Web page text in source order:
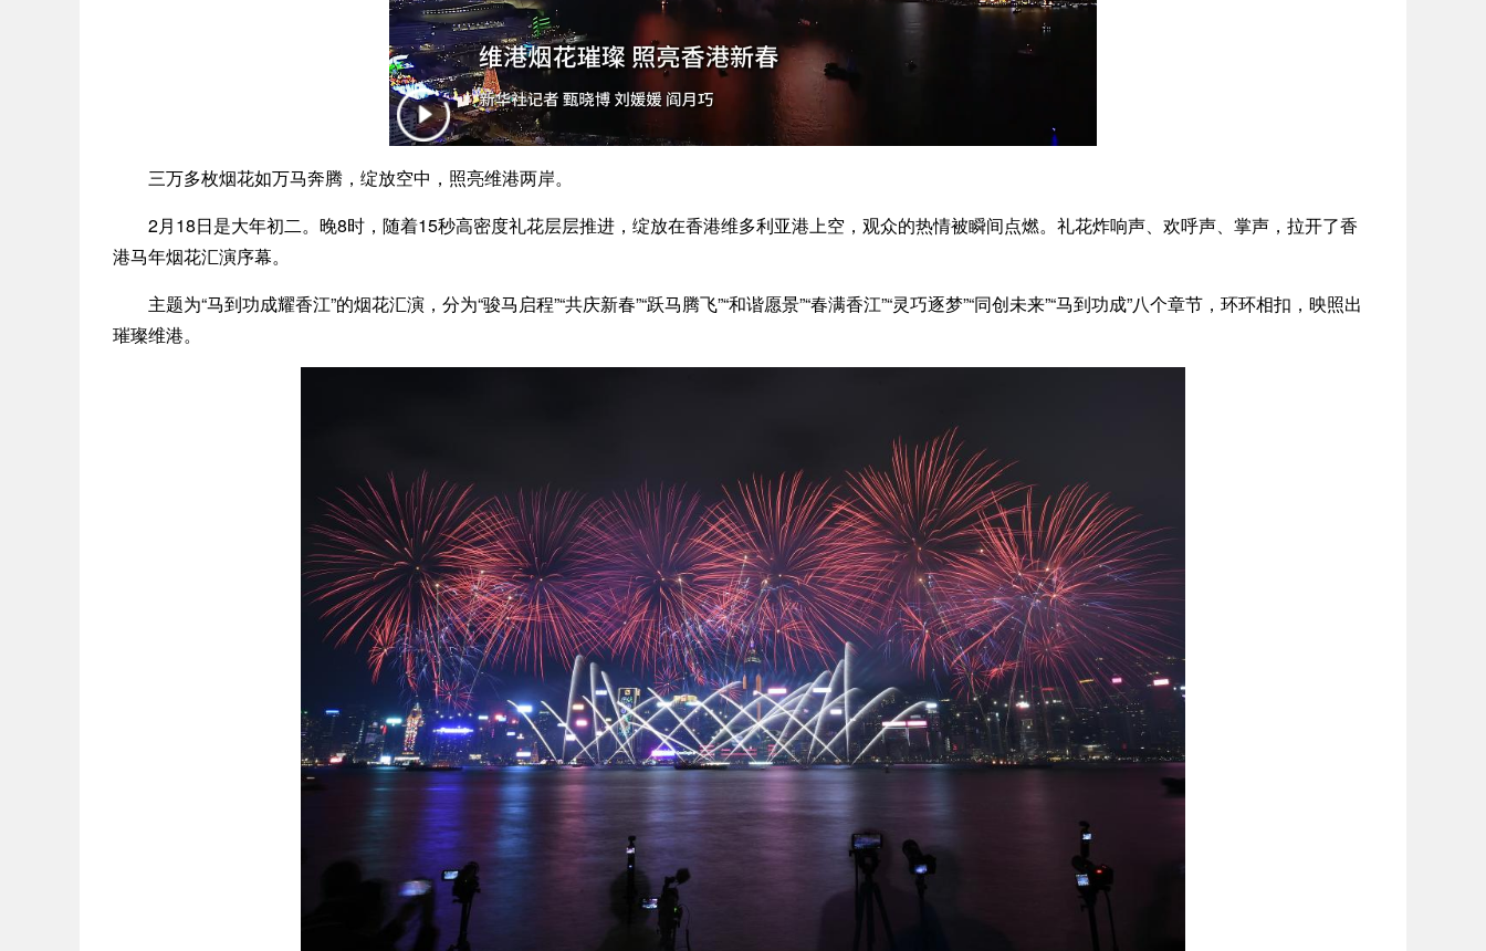
三万多枚烟花如万马奔腾，绽放空中，照亮维港两岸。
2月18日是大年初二。晚8时，随着15秒高密度礼花层层推进，绽放在香港维多利亚港上空，观众的热情被瞬间点燃。礼花炸响声、欢呼声、掌声，拉开了香
港马年烟花汇演序幕。
主题为“马到功成耀香江”的烟花汇演，分为“骏马启程”“共庆新春”“跃马腾飞”“和谐愿景”“春满香江”“灵巧逐梦”“同创未来”“马到功成”八个章节，环环相扣，映照出
璀璨维港。